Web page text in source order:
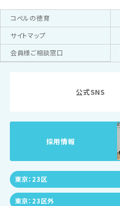
コペルの徳育
サイトマップ
会員様ご相談窓口
公式SNS
採用情報
東京：23区
東京：23区外